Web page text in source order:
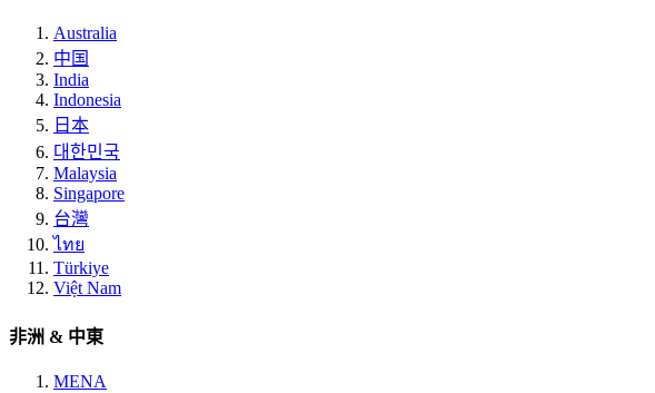
Australia
中国
India
Indonesia
日本
대한민국
Malaysia
Singapore
台灣
ไทย
Türkiye
Việt Nam
非洲 & 中東
MENA